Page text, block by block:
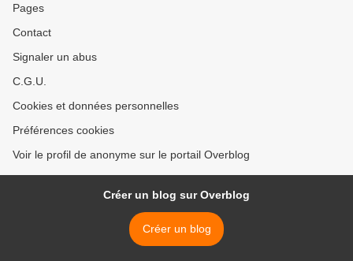
Pages
Contact
Signaler un abus
C.G.U.
Cookies et données personnelles
Préférences cookies
Voir le profil de anonyme sur le portail Overblog
Créer un blog sur Overblog
Créer un blog